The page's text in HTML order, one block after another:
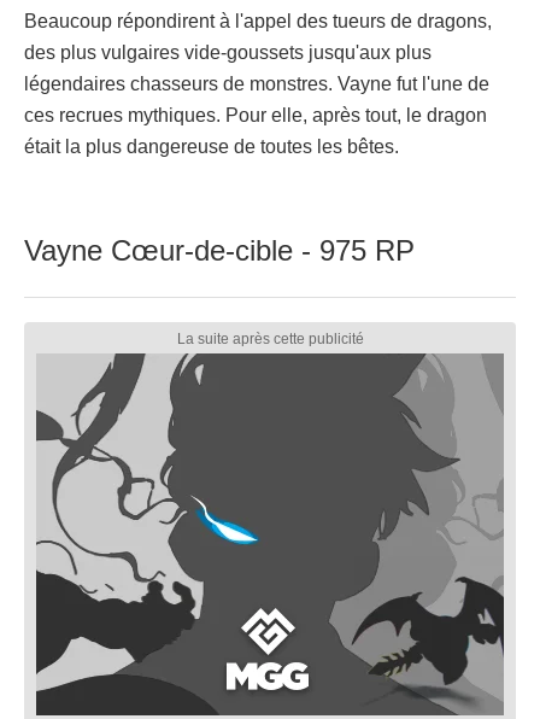
Beaucoup répondirent à l'appel des tueurs de dragons,
des plus vulgaires vide-goussets jusqu'aux plus
légendaires chasseurs de monstres. Vayne fut l'une de
ces recrues mythiques. Pour elle, après tout, le dragon
était la plus dangereuse de toutes les bêtes.
Vayne Cœur-de-cible - 975 RP